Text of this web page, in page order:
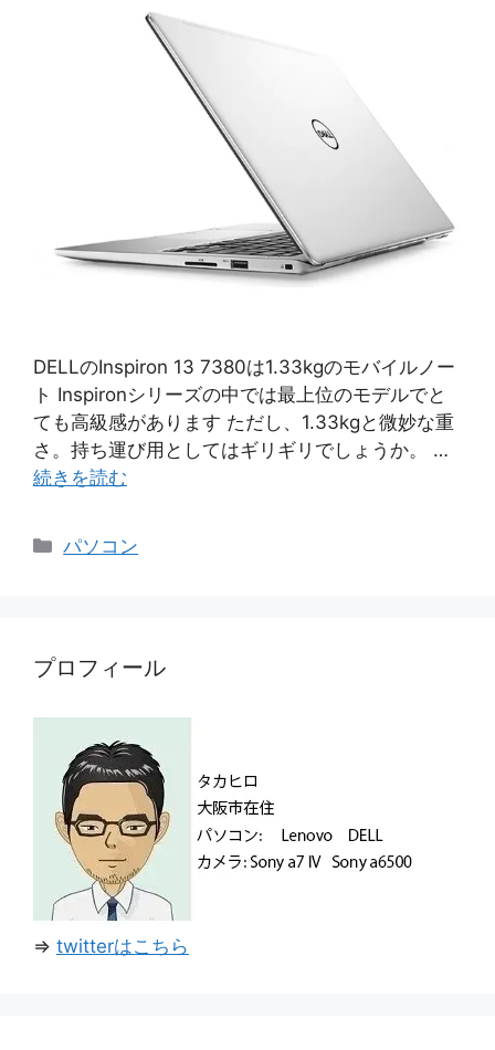
DELLのInspiron 13 7380は1.33kgのモバイルノー
ト Inspironシリーズの中では最上位のモデルでと
ても高級感があります ただし、1.33kgと微妙な重
さ。持ち運び用としてはギリギリでしょうか。 …
続きを読む
カ
パソコン
プロフィール
⇒ twitterはこちら